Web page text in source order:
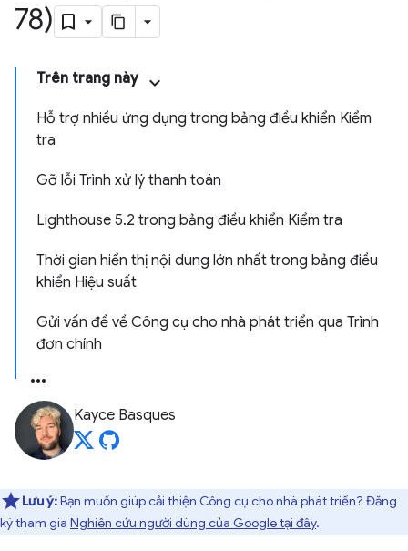
78)
Trên trang này
Hỗ trợ nhiều ứng dụng trong bảng điều khiển Kiểm
tra
Gỡ lỗi Trình xử lý thanh toán
Lighthouse 5.2 trong bảng điều khiển Kiểm tra
Thời gian hiển thị nội dung lớn nhất trong bảng điều
khiển Hiệu suất
Gửi vấn đề về Công cụ cho nhà phát triển qua Trình
đơn chính
Kayce Basques
Lưu ý:Bạn muốn giúp cải thiện Công cụ cho nhà phát triển? Đăng
ký tham gia Nghiên cứu người dùng của Google tại đây.